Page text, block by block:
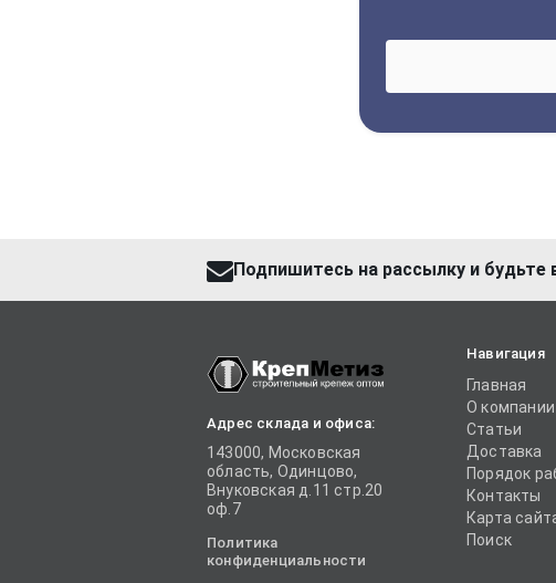
Подпишитесь на рассылку и будьте
Адрес склада и офиса:
143000, Московская
область, Одинцово,
Внуковская д.11 стр.20
оф.7
Политика
конфиденциальности
Навигация
Главная
О компании
Статьи
Доставка
Порядок
Контакты
Карта
Поиск